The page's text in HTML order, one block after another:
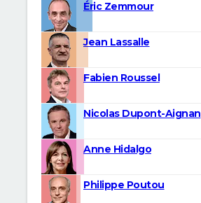
Éric Zemmour
Jean Lassalle
Fabien Roussel
Nicolas Dupont-Aignan
Anne Hidalgo
Philippe Poutou